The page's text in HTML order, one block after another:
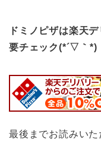
ドミノピザは楽天
要チェック(*´▽｀*)
最後までお読みいた